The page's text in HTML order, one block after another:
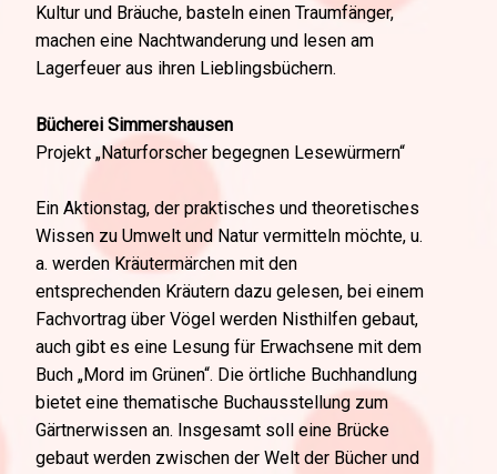
Kultur und Bräuche, basteln einen Traumfänger,
machen eine Nachtwanderung und lesen am
Lagerfeuer aus ihren Lieblingsbüchern.
Bücherei Simmershausen
Projekt „Naturforscher begegnen Lesewürmern“
Ein Aktionstag, der praktisches und theoretisches
Wissen zu Umwelt und Natur vermitteln möchte, u.
a. werden Kräutermärchen mit den
entsprechenden Kräutern dazu gelesen, bei einem
Fachvortrag über Vögel werden Nisthilfen gebaut,
auch gibt es eine Lesung für Erwachsene mit dem
Buch „Mord im Grünen“. Die örtliche Buchhandlung
bietet eine thematische Buchausstellung zum
Gärtnerwissen an. Insgesamt soll eine Brücke
gebaut werden zwischen der Welt der Bücher und